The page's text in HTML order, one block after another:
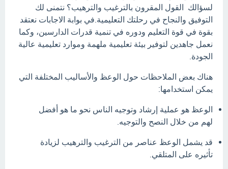
لسؤالك القول المقرون بالترغيب والترهيب؟ نتمنى لك
التوفيق والنجاح في رحلتك التعليمية.في بوابة الاجابات نعتقد
بقوة في قوة التعليم ودوره في تنمية قدرات الدارسين، وكما
نعمل جاهدين لتوفير بيئة تعليمية ملهمة وموارد تعليمية عالية
الجودة.
هناك بعض الملاحظات حول الوعظ والأساليب المختلفة التي
يمكن استخدامها:
الوعظ هو عملية إرشاد وتوجيه الناس نحو ما هو أفضل
لهم من خلال النصح والتوجيه.
قد يشمل الوعظ عناصر من الترغيب والترهيب لزيادة
تأثيره على المتلقي.